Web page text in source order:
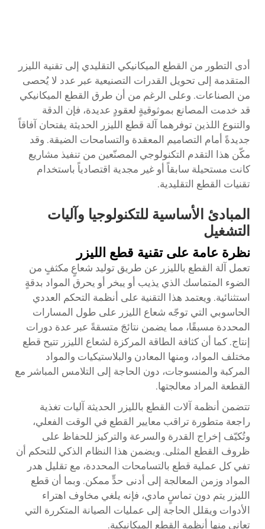
أدى التطور من القطع الميكانيكي التقليدي إلى تقنية الليزر
المتقدمة إلى تحويل القدرات التصنيعية عبر عدد لا يُحصى
من الصناعات. وعلى الرغم من أن طرق القطع الميكانيكي
قد خدمت المصانع بموثوقيةٍ لعقودٍ عديدة، فإن الدقة
والتنوع اللذين توفرهما آلة قطع الليزر الحديثة يفتحان آفاقاً
جديدةً أمام التصاميم المعقدة والتسامحات الضيقة. وقد
مكّن هذا التقدم التكنولوجي المصنّعين من تنفيذ مشاريع
كانت مستحيلة سابقاً أو غير مجدية اقتصادياً باستخدام
تقنيات القطع التقليدية.
المبادئ الأساسية للتكنولوجيا وآليات
التشغيل
نظرة عامة على تقنية قطع الليزر
تعمل آلة القطع بالليزر عن طريق توليد شعاعٍ مكثفٍ من
الضوء المتماسك الذي يذيب أو يبخر أو يحرق المواد بدقةٍ
استثنائية. ويعتمد هذا التقنية على أنظمة التحكم العددي
الحاسوبي التي توجّه شعاع الليزر على طول المسارات
المحددة مسبقًا، مما يضمن نتائجَ متسقةً عبر عدة دورات
إنتاج. كما أن كثافة الطاقة المركزة لشعاع الليزر تتيح قطع
مختلف المواد، ومنها المعادن والبلاستيكيات والمواد
المركبة والمنسوجات، دون الحاجة إلى التلامس المباشر مع
القطعة المراد معالجتها.
تتضمن أنظمة آلات القطع بالليزر الحديثة آليات تغذية
راجعة متطورة تراقب معايير القطع في الوقت الفعلي،
وتُكيّف إخراج القدرة والسرعة والتركيز للحفاظ على
ظروف القطع المثلى. ويضمن هذا النظام الذكي للتحكم أن
تفي كل عملية قطع بالتسامحات المحددة، مع تقليل هدر
المواد وزمن المعالجة إلى أدنى حدٍّ ممكن. وبما أن قطع
الليزر يتم دون تماسٍ مادي، فإنه يلغي مخاوف اهتراء
الأدوات ويقلل الحاجة إلى عمليات الصيانة المتكررة التي
تعاني منها أنظمة القطع الميكانيكية.